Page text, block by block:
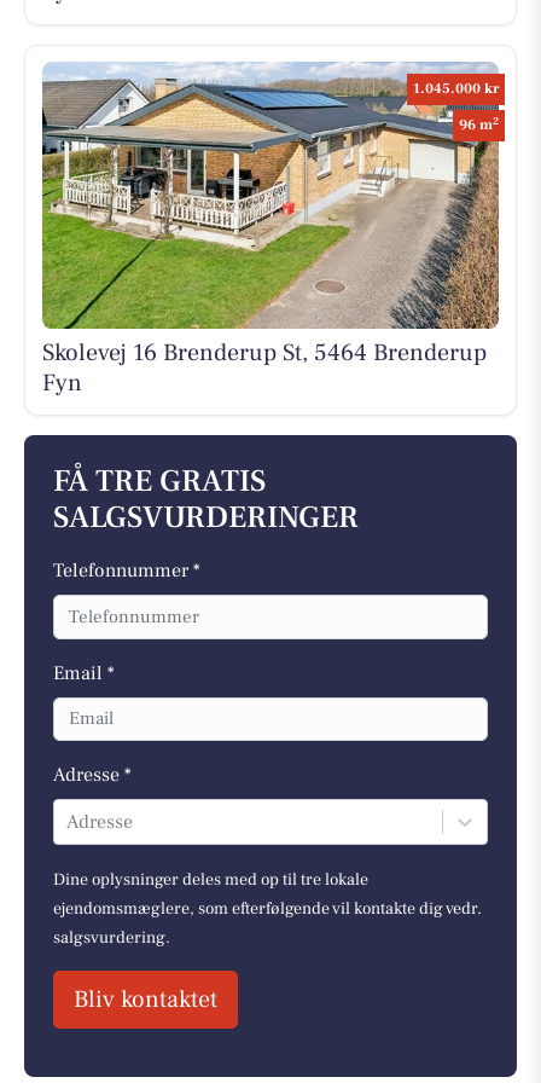
1.045.000 kr
96 m2
Skolevej 16 Brenderup St, 5464 Brenderup
Fyn
FÅ TRE GRATIS
SALGSVURDERINGER
Telefonnummer *
Email *
Adresse *
Adresse
Dine oplysninger deles med op til tre lokale
ejendomsmæglere, som efterfølgende vil kontakte dig vedr.
salgsvurdering.
Bliv kontaktet